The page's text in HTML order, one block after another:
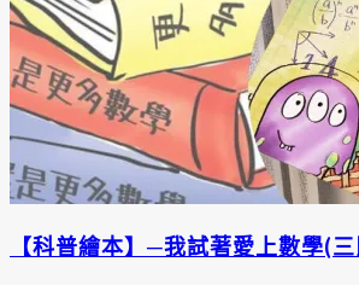
【科普繪本】─我試著愛上數學(